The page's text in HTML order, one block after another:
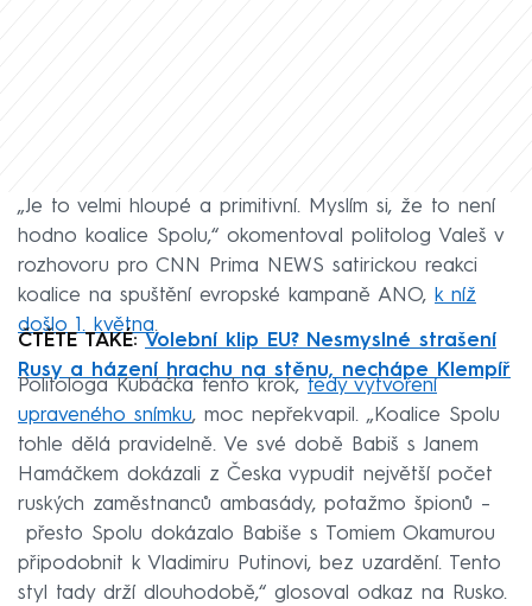
„Je to velmi hloupé a primitivní. Myslím si, že to není
hodno koalice Spolu,“ okomentoval politolog Valeš v
rozhovoru pro CNN Prima NEWS satirickou reakci
koalice na spuštění evropské kampaně ANO, k níž
došlo 1. května.
ČTĚTE TAKÉ: Volební klip EU? Nesmyslné strašení
Rusy a házení hrachu na stěnu, nechápe Klempíř
Politologa Kubáčka tento krok, tedy vytvoření
upraveného snímku, moc nepřekvapil. „Koalice Spolu
tohle dělá pravidelně. Ve své době Babiš s Janem
Hamáčkem dokázali z Česka vypudit největší počet
ruských zaměstnanců ambasády, potažmo špionů –
přesto Spolu dokázalo Babiše s Tomiem Okamurou
připodobnit k Vladimiru Putinovi, bez uzardění. Tento
styl tady drží dlouhodobě,“ glosoval odkaz na Rusko.